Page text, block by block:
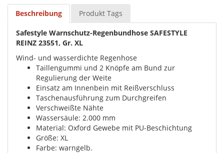
Beschreibung Produkt Tags
Safestyle Warnschutz-Regenbundhose SAFESTYLE
REINZ 23551, Gr. XL
Wind- und wasserdichte Regenhose
Taillengummi und 2 Knöpfe am Bund zur
Regulierung der Weite
Einsatz am Innenbein mit Reißverschluss
Taschenausführung zum Durchgreifen
Verschweißte Nähte
Wassersäule: 2.000 mm
Material: Oxford Gewebe mit PU-Beschichtung
Größe: XL
Farbe: warngelb.